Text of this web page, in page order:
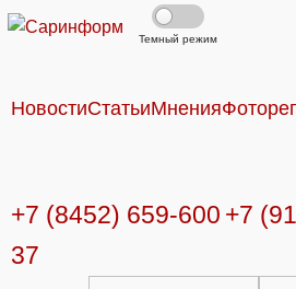
Темный режим
НовостиСтатьиМнения
+7 (8452) 659-600 +7
37